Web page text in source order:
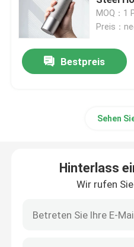
Doserless-Kaffeemühle
Handelskaffeemühle
Espresso Bean Grinder
Kaffeemühle im Freien
MOQ：1
Preis：
Bestpreis
Sehen
Hinterlass
Wir rufen